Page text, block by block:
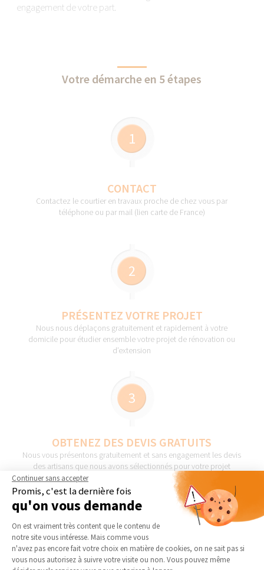
engagement de votre part.
Votre démarche en 5 étapes
1
CONTACT
Contactez le courtier en travaux proche de chez vous par
téléphone ou par mail (lien carte de France)
2
PRÉSENTEZ VOTRE PROJET
Nous nous déplaçons gratuitement et rapidement à votre
domicile pour étudier ensemble votre projet de rénovation ou
d’extension
3
OBTENEZ DES DEVIS GRATUITS
Nous vous présentons gratuitement et sans engagement les devis
des artisans que nous avons sélectionnés pour votre projet
4
Continuer sans accepter
Promis, c'est la dernière fois
qu'on vous demande
Plateforme de Gestion du
On est vraiment très content que le contenu de
notre site vous intéresse. Mais comme vous
n'avez pas encore fait votre choix en matière de cookies, on ne sait pas si
vous nous autorisez à suivre votre visite ou non. Vous pouvez même
Axeptio consent